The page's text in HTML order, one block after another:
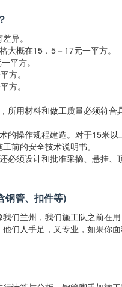
异。
大概在15．5－17元一平方。
平方。
方。
方。
所用材料和做工质量必须符
的操作规程建造。对于15米以
前的安全技术说明书。
必须设计和批准采摘、悬挂
钢管、扣件等)
们兰州，我们施工队之前在
们人手足，又专业，如果你